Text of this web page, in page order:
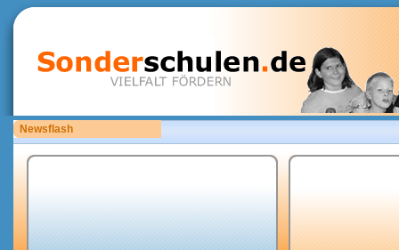
Newsflash
Bitte laden Sie eigene copyrightfreie Unterrichtsmaterialien hoch.